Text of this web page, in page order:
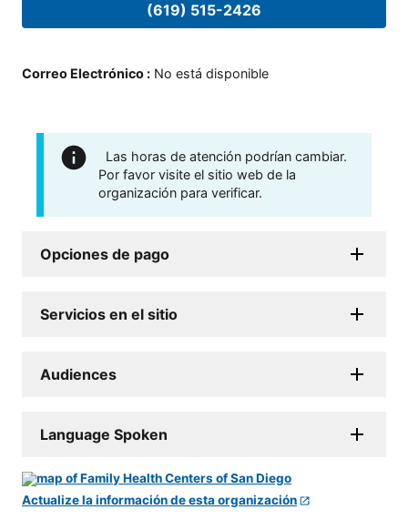
(619) 515-2426
Correo Electrónico : No está disponible
Las horas de atención podrían cambiar.
Por favor visite el sitio web de la
organización para verificar.
Opciones de pago
Servicios en el sitio
Audiences
Language Spoken
Actualize la información de esta organización